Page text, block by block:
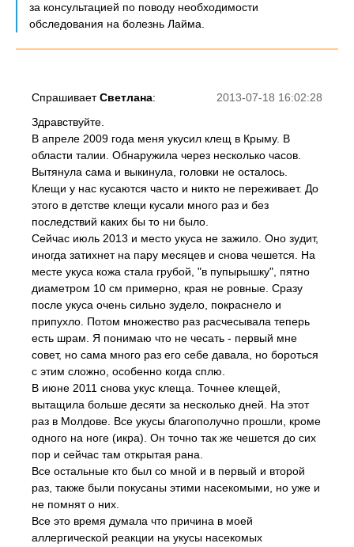
за консультацией по поводу необходимости
обследования на болезнь Лайма.
2013-07-18 16:02:28
СпрашиваетСветлана:
Здравствуйте.
В апреле 2009 года меня укусил клещ в Крыму. В
области талии. Обнаружила через несколько часов.
Вытянула сама и выкинула, головки не осталось.
Клещи у нас кусаются часто и никто не переживает. До
этого в детстве клещи кусали много раз и без
последствий каких бы то ни было.
Сейчас июль 2013 и место укуса не зажило. Оно зудит,
иногда затихнет на пару месяцев и снова чешется. На
месте укуса кожа стала грубой, "в пупырышку", пятно
диаметром 10 см примерно, края не ровные. Сразу
после укуса очень сильно зудело, покраснело и
припухло. Потом множество раз расчесывала теперь
есть шрам. Я понимаю что не чесать - первый мне
совет, но сама много раз его себе давала, но бороться
с этим сложно, особенно когда сплю.
В июне 2011 снова укус клеща. Точнее клещей,
вытащила больше десяти за несколько дней. На этот
раз в Молдове. Все укусы благополучно прошли, кроме
одного на ноге (икра). Он точно так же чешется до сих
пор и сейчас там открытая рана.
Все остальные кто был со мной и в первый и второй
раз, также были покусаны этими насекомыми, но уже и
не помнят о них.
Все это время думала что причина в моей
аллергической реакции на укусы насекомых